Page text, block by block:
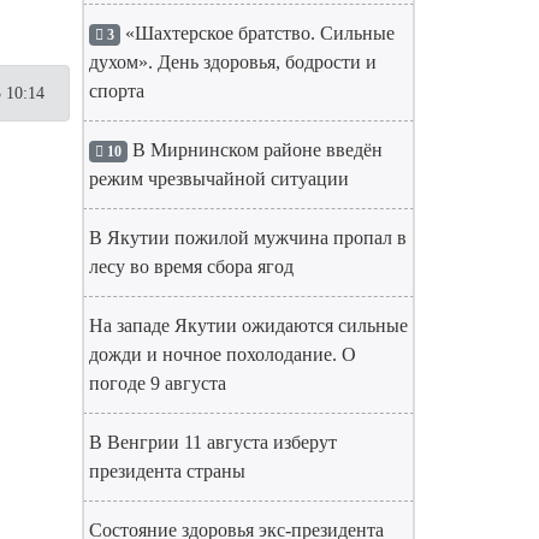
10:14
3 «Шахтерское братство. Сильные
духом». День здоровья, бодрости и
спорта
10 В Мирнинском районе введён
режим чрезвычайной ситуации
В Якутии пожилой мужчина пропал в
лесу во время сбора ягод
На западе Якутии ожидаются сильные
дожди и ночное похолодание. О
погоде 9 августа
В Венгрии 11 августа изберут
президента страны
Состояние здоровья экс-президента